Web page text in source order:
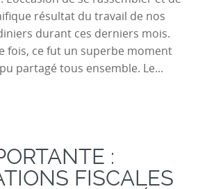
résultat du travail de nos
durant ces derniers mois.
fois, ce fut un superbe moment
partagé tous ensemble. Le...
:
FISCALES